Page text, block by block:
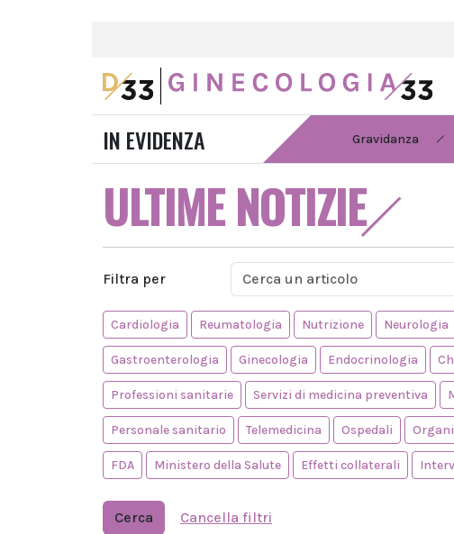
IN EVIDENZA Gravidanza
ULTIME NOTIZIE
Filtra per
Cardiologia Reumatologia Nutrizione Neurologia
Gastroenterologia Ginecologia Endocrinologia
Professioni sanitarie Servizi di medicina preventiva
Personale sanitario Telemedicina Ospedali
FDA Ministero della Salute Effetti collaterali
Cerca Cancella filtri